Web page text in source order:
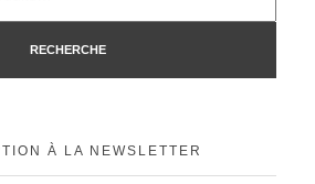
RECHERCHE
À LA NEWSLETTER